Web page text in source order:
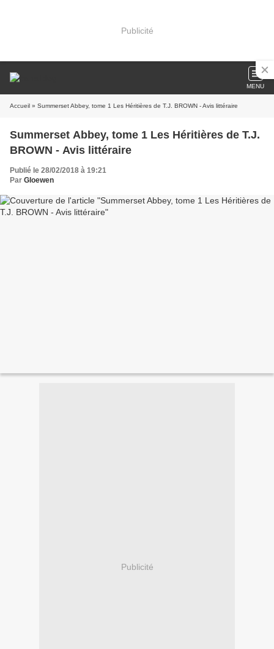
Publicité
MENU
Accueil » Summerset Abbey, tome 1 Les Héritières de T.J. BROWN - Avis littéraire
Summerset Abbey, tome 1 Les Héritières de T.J.
BROWN - Avis littéraire
Publié le 28/02/2018 à 19:21
Par Gloewen
Publicité